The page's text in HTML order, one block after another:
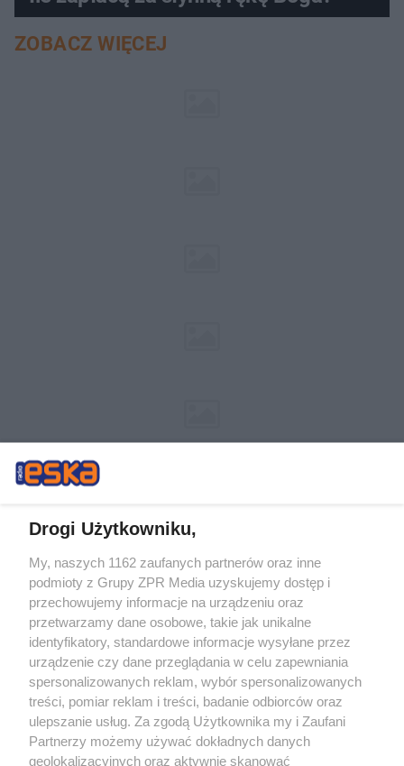
ZOBACZ WIĘCEJ
Żaden utwór zamieszczony w serwisie nie może być powielany i
rozpowszechniany lub dalej rozpowszechniany w jakikolwiek sposób (w
tym także elektroniczny lub mechaniczny) na jakimkolwiek polu
eksploatacji w jakiejkolwiek formie, włącznie z umieszczaniem w Internecie
bez pisemnej zgody właściciela praw. Jakiekolwiek użycie lub
wykorzystanie utworów w całości lub w części z naruszeniem prawa, tzn.
bez właściwej zgody, jest zabronione pod groźbą kary i może być ścigane
prawnie.
Drogi Użytkowniku,
My, naszych 1162 zaufanych partnerów oraz inne
podmioty z Grupy ZPR Media uzyskujemy dostęp i
przechowujemy informacje na urządzeniu oraz
przetwarzamy dane osobowe, takie jak unikalne
identyfikatory, standardowe informacje wysyłane przez
urządzenie czy dane przeglądania w celu zapewniania
spersonalizowanych reklam, wybór spersonalizowanych
treści, pomiar reklam i treści, badanie odbiorców oraz
ulepszanie usług. Za zgodą Użytkownika my i Zaufani
Partnerzy możemy używać dokładnych danych
geolokalizacyjnych oraz aktywnie skanować